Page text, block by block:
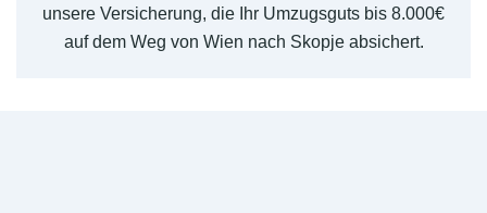
unsere Versicherung, die Ihr Umzugsguts bis 8.000€
auf dem Weg von Wien nach Skopje absichert.